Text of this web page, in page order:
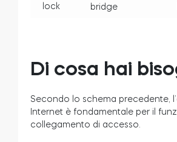
lock
bridge
Di cosa hai
Secondo lo schema precedente,
Internet è fondamentale per il
collegamento di accesso.